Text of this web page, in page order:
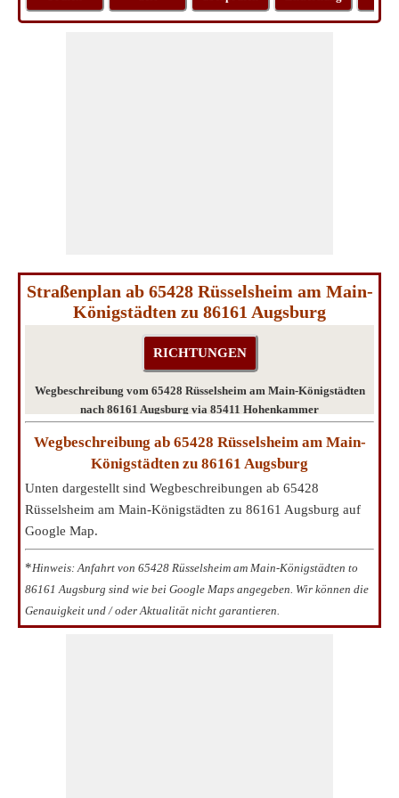
Straßenplan ab 65428 Rüsselsheim am Main-
Königstädten zu 86161 Augsburg
Wegbeschreibung vom 65428 Rüsselsheim am Main-Königstädten
nach 86161 Augsburg via 85411 Hohenkammer
Wegbeschreibung ab 65428 Rüsselsheim am Main-
Königstädten zu 86161 Augsburg
Unten dargestellt sind Wegbeschreibungen ab 65428
Rüsselsheim am Main-Königstädten zu 86161 Augsburg auf
Google Map.
*Hinweis: Anfahrt von 65428 Rüsselsheim am Main-Königstädten to
86161 Augsburg sind wie bei Google Maps angegeben. Wir können die
Genauigkeit und / oder Aktualität nicht garantieren.